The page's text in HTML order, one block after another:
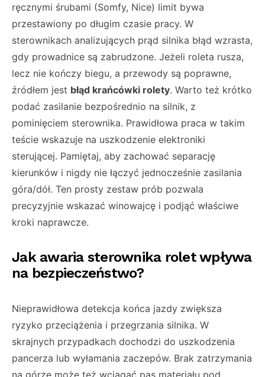
ręcznymi śrubami (Somfy, Nice) limit bywa
przestawiony po długim czasie pracy. W
sterownikach analizujących prąd silnika błąd wzrasta,
gdy prowadnice są zabrudzone. Jeżeli roleta rusza,
lecz nie kończy biegu, a przewody są poprawne,
źródłem jest błąd krańcówki rolety. Warto też krótko
podać zasilanie bezpośrednio na silnik, z
pominięciem sterownika. Prawidłowa praca w takim
teście wskazuje na uszkodzenie elektroniki
sterującej. Pamiętaj, aby zachować separację
kierunków i nigdy nie łączyć jednocześnie zasilania
góra/dół. Ten prosty zestaw prób pozwala
precyzyjnie wskazać winowajcę i podjąć właściwe
kroki naprawcze.
Jak awaria sterownika rolet wpływa
na bezpieczeństwo?
Nieprawidłowa detekcja końca jazdy zwiększa
ryzyko przeciążenia i przegrzania silnika. W
skrajnych przypadkach dochodzi do uszkodzenia
pancerza lub wyłamania zaczepów. Brak zatrzymania
na górze może też wciągać pas materiału pod